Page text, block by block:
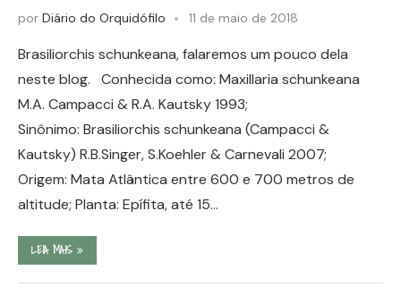
por Diário do Orquidófilo 11 de maio de 2018
Brasiliorchis schunkeana, falaremos um pouco dela
neste blog. Conhecida como: Maxillaria schunkeana
M.A. Campacci & R.A. Kautsky 1993;
Sinônimo: Brasiliorchis schunkeana (Campacci &
Kautsky) R.B.Singer, S.Koehler & Carnevali 2007;
Origem: Mata Atlântica entre 600 e 700 metros de
altitude; Planta: Epífita, até 15…
LEIA MAIS